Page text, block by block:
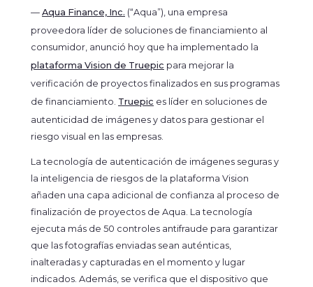
— Aqua Finance, Inc. (“Aqua”), una empresa
proveedora líder de soluciones de financiamiento al
consumidor, anunció hoy que ha implementado la
plataforma Vision de Truepic para mejorar la
verificación de proyectos finalizados en sus programas
de financiamiento. Truepic es líder en soluciones de
autenticidad de imágenes y datos para gestionar el
riesgo visual en las empresas.
La tecnología de autenticación de imágenes seguras y
la inteligencia de riesgos de la plataforma Vision
añaden una capa adicional de confianza al proceso de
finalización de proyectos de Aqua. La tecnología
ejecuta más de 50 controles antifraude para garantizar
que las fotografías enviadas sean auténticas,
inalteradas y capturadas en el momento y lugar
indicados. Además, se verifica que el dispositivo que